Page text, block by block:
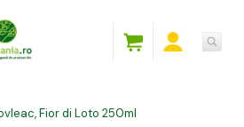
Fior di Loto 250ml